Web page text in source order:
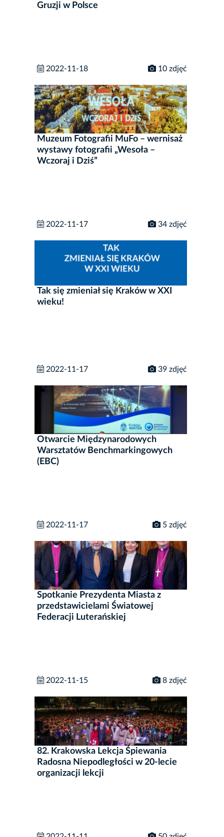
Gruzji w Polsce
2022-11-18 10 zdjęć
Muzeum Fotografii MuFo – wernisaż
wystawy fotografii „Wesoła –
Wczoraj i Dziś”
2022-11-17 34 zdjęć
Tak się zmieniał się Kraków w XXI
wieku!
2022-11-17 39 zdjęć
Otwarcie Międzynarodowych
Warsztatów Benchmarkingowych
(EBC)
2022-11-17 5 zdjęć
Spotkanie Prezydenta Miasta z
przedstawicielami Światowej
Federacji Luterańskiej
2022-11-15 8 zdjęć
82. Krakowska Lekcja Śpiewania
Radosna Niepodległości w 20-lecie
organizacji lekcji